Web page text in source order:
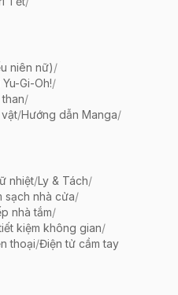
niên nữ)/
Gi-Oh!/
/
/Hướng dẫn Manga/
nhiệt/Ly & Tách/
sạch nhà cửa/
nhà tắm/
kiệm không gian/
thoại/Điện tử cầm tay